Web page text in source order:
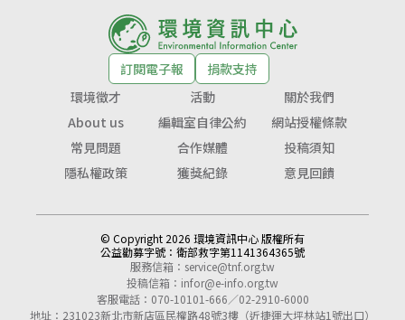
訂閱電子報
捐款支持
環境徵才
活動
關於我們
About us
編輯室自律公約
網站授權條款
常見問題
合作媒體
投稿須知
隱私權政策
獲獎紀錄 意見回饋
© Copyright 2026 環境資訊中心 版權所有
公益勸募字號： 衛部救字第1141364365號
服務信箱： service@tnf.org.tw
投稿信箱： infor@e-info.org.tw
客服電話：070-10101-666／02-2910-6000
地址：231023新北市新店區民權路48號3樓（近捷運大坪林站1號出口）